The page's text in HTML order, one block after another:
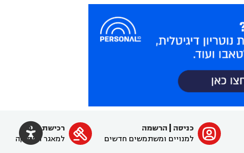
 ﱐ כניסה
הרשמה
למנויים ומשתמשים חדשים

רכישת מנוי
למאגר הפסיקה